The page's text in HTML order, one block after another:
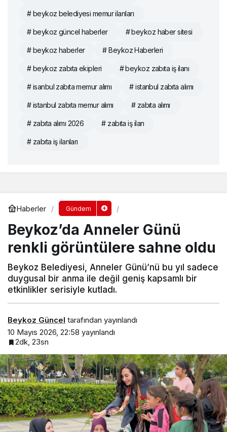
# beykoz belediyesi memur ilanları
# beykoz güncel haberler # beykoz haber sitesi
# beykoz haberler # Beykoz Haberleri
# beykoz zabıta ekipleri # beykoz zabıta iş ilanı
# isanbul zabıta memur alımı # istanbul zabıta alımı
# istanbul zabıta memur alımı # zabıta alımı
# zabıta alımı 2026 # zabıta iş ilan
# zabıta iş ilanları
Haberler Gündem
Beykoz’da Anneler Günü
renkli görüntülere sahne oldu
Beykoz Belediyesi, Anneler Günü’nü bu yıl sadece
duygusal bir anma ile değil geniş kapsamlı bir
etkinlikler serisiyle kutladı.
Beykoz Güncel tarafından yayınlandı
10 Mayıs 2026, 22:58 yayınlandı
2dk, 23sn